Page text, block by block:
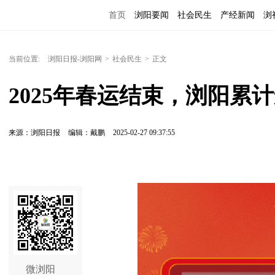
首页 浏阳要闻 社会民生 产经新闻 浏
当前位置: 浏阳日报-浏阳网 > 社会民生 > 正文
2025年春运结束，浏阳累
来源：浏阳日报 编辑：戴鹏 2025-02-27 09:37:55
微浏阳